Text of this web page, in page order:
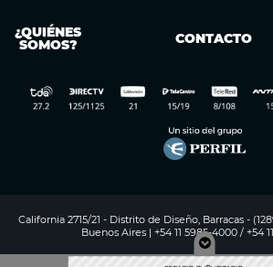
¿QUIÉNES
SOMOS? CONTACTO
California 2715/21 - Distrito de Diseño, Barracas -
Buenos Aires | +54 11 5985-4000 / +54